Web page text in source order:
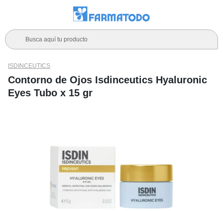
Busca aquí tu producto
ISDINCEUTICS
Contorno de Ojos Isdinceutics Hyaluronic
Eyes Tubo x 15 gr